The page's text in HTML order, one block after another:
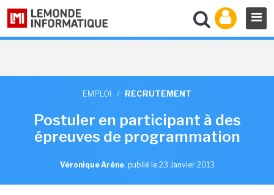
EMPLOI / RECRUTEMENT
Postuler en participant à des
épreuves de programmation
Véronique Arène, publié le 23 Janvier 2013